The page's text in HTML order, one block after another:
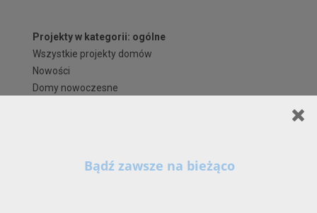
Projekty w kategorii: ogólne
Wszystkie projekty domów
Nowości
Domy nowoczesne
Domy z poddaszem